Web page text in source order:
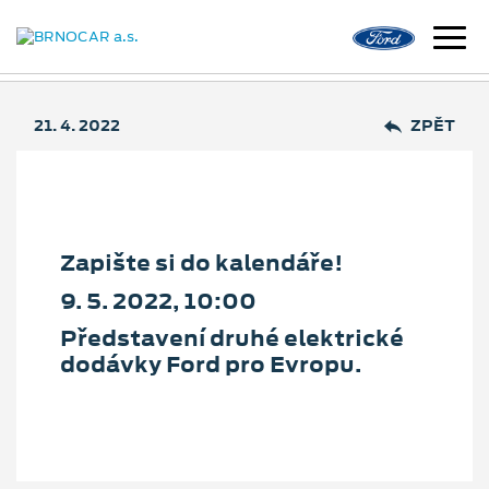
21. 4. 2022 ZPĚT
Zapište si do kalendáře!
9. 5. 2022, 10:00
Představení druhé elektrické
dodávky Ford pro Evropu.